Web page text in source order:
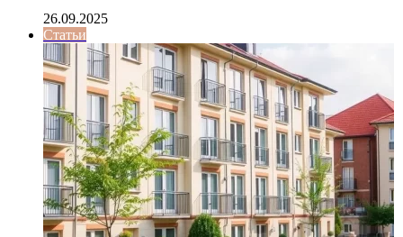
26.09.2025
Статьи